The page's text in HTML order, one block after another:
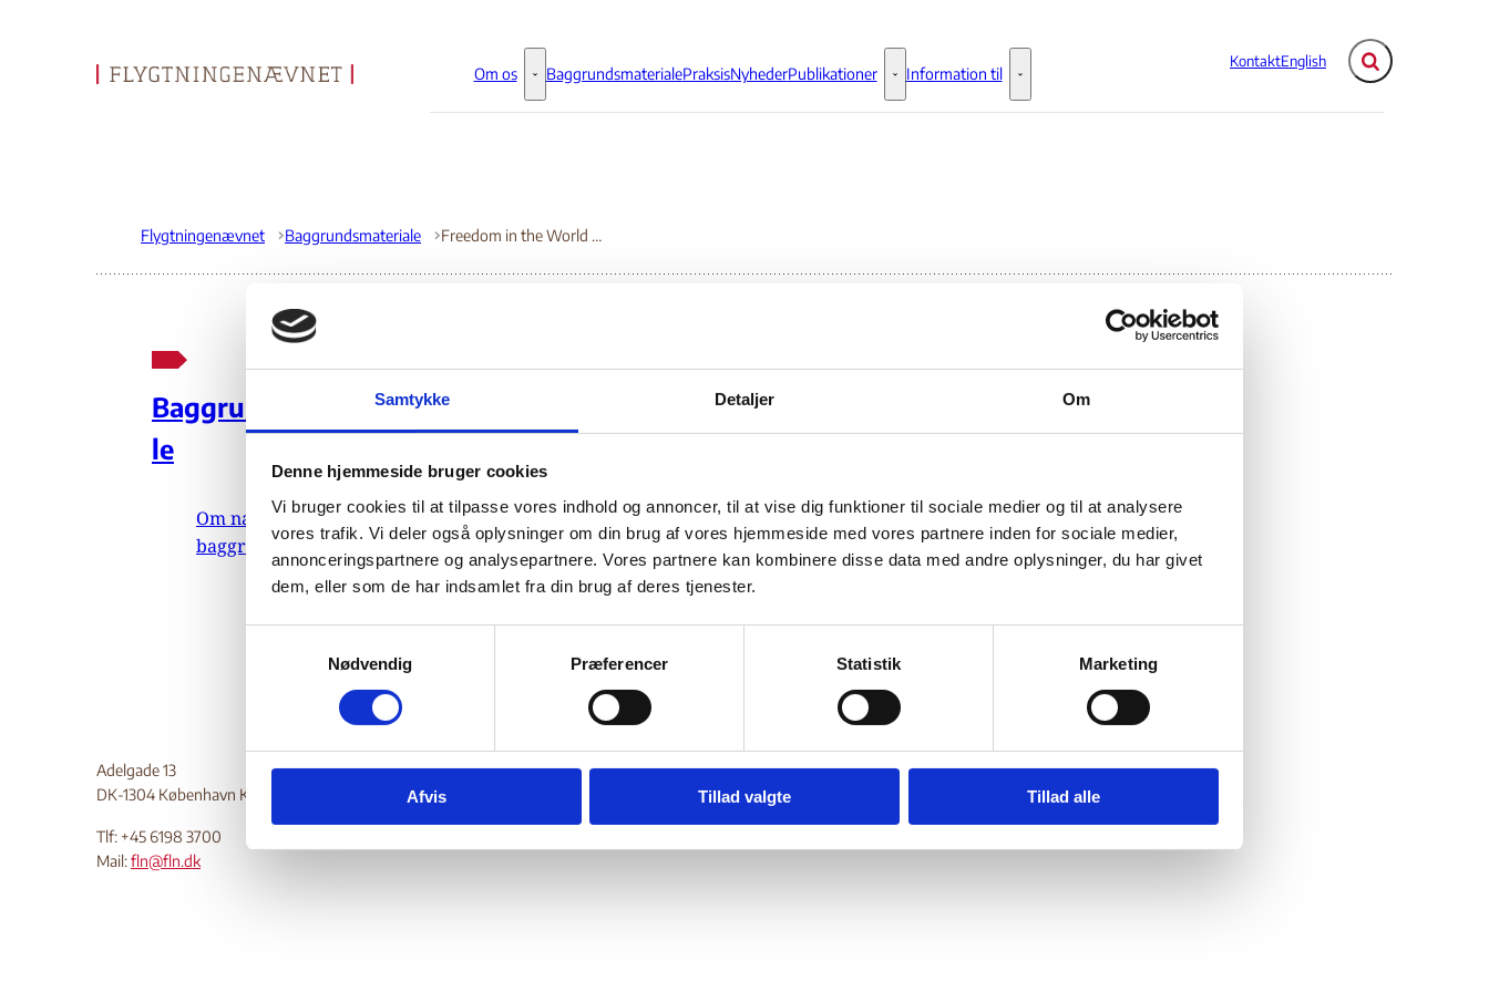
Samtykke Detaljer Om
Denne hjemmeside bruger cookies
Vi bruger cookies til at tilpasse vores indhold og annoncer, til at vise dig funktioner til sociale medier og til at analysere
vores trafik. Vi deler også oplysninger om din brug af vores hjemmeside med vores partnere inden for sociale medier,
annonceringspartnere og analysepartnere. Vores partnere kan kombinere disse data med andre oplysninger, du har givet
dem, eller som de har indsamlet fra din brug af deres tjenester.
k
v
Nødvendig Præferencer Statistik Marketing
Afvis Tillad valgte Tillad alle
Gå til forsiden
KontaktEnglish Fold søgefelt ud
Om os Om os - Flere links
BaggrundsmaterialePraksisNyhederPublikationer Publikationer - Flere links
Information til Information til - Flere links
Flygtningenævnet Baggrundsmateriale Freedom in the World 2007
Baggrundsmateria
le
Om nævnets
baggrundsmateriale
Freedom in the World 2007
herunder om konflikten mellem Eritrea og Etiopien. Videre oplysninger om
ytrings-, presse-, religions-, forsamlings- og foreningsfrihed
oplysninger om
retssystemet fængselsforhold kvinder .
Adelgade 13
DK-1304 København K
Tlf: +45 6198 3700
Mail:fln@fln.dk
Digital Post - Borger
Digital Post - Virksomheder
Tilgængelighedserklæring